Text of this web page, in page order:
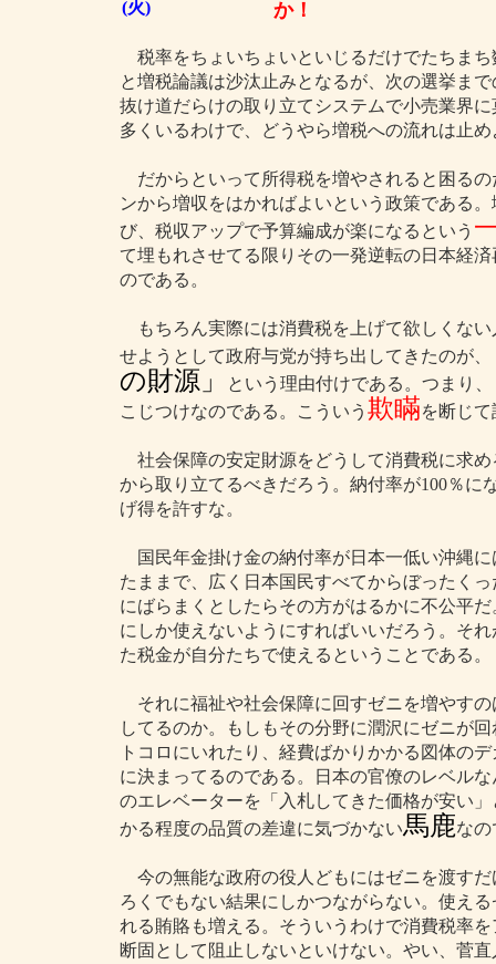
(火) か！
税率をちょいちょいといじるだけでたちま
と増税論議は沙汰止みとなるが、次の選挙ま
抜け道だらけの取り立てシステムで小売業界
多くいるわけで、どうやら増税への流れは止
だからといって所得税を増やされると困る
ンから増収をはかればよいという政策である
び、税収アップで予算編成が楽になるという
て埋もれさせてる限りその一発逆転の日本経
のである。
もちろん実際には消費税を上げて欲しくな
せようとして政府与党が持ち出してきたのが、
の財源」
という理由付けである。つまり
こじつけなのである。こういう 欺瞞を断じ
社会保障の安定財源をどうして消費税に求
から取り立てるべきだろう。納付率が100％に
げ得を許すな。
国民年金掛け金の納付率が日本一低い沖縄
たままで、広く日本国民すべてからぼったく
にばらまくとしたらその方がはるかに不公平
にしか使えないようにすればいいだろう。そ
た税金が自分たちで使えるということである。
それに福祉や社会保障に回すゼニを増やす
してるのか。もしもその分野に潤沢にゼニが
トコロにいれたり、経費ばかりかかる図体の
に決まってるのである。日本の官僚のレベル
のエレベーターを「入札してきた価格が安い
かる程度の品質の差違に気づかない馬鹿なの
今の無能な政府の役人どもにはゼニを渡す
ろくでもない結果にしかつながらない。使え
れる賄賂も増える。そういうわけで消費税率
断固として阻止しないといけない。やい、菅